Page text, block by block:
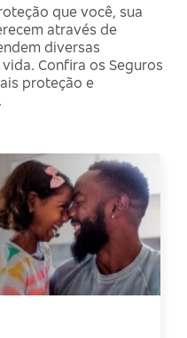
que você, sua
através de
diversas
Confira os Seguros
proteção e